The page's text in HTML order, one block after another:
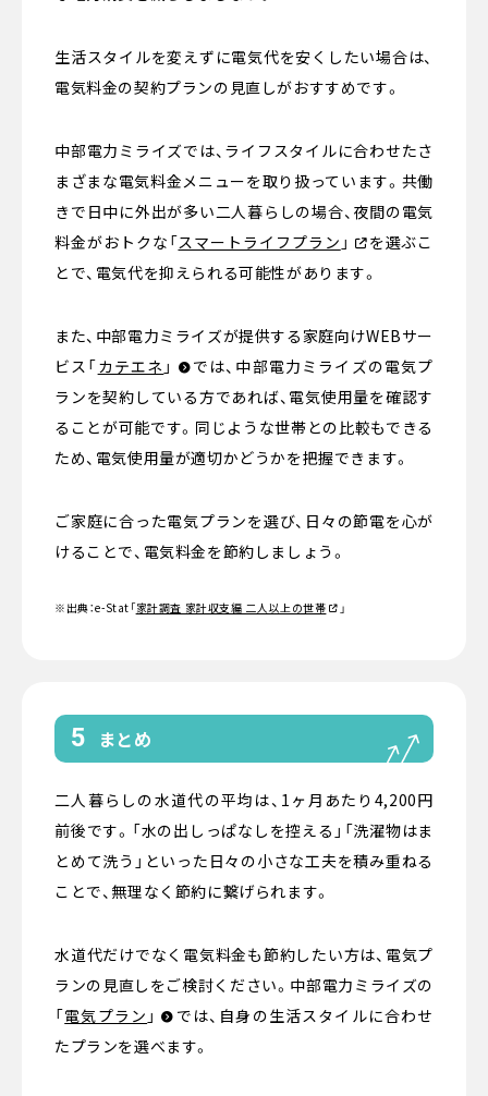
生活スタイルを変えずに電気代を安くしたい場合は、
電気料金の契約プランの見直しがおすすめです。
中部電力ミライズでは、ライフスタイルに合わせたさ
まざまな電気料金メニューを取り扱っています。共働
きで日中に外出が多い二人暮らしの場合、夜間の電気
料金がおトクな 「スマートライフプラン 」
を選ぶこ
とで、電気代を抑えられる可能性があります。
また、中部電力ミライズが提供する家庭向けWEBサー
ビス 「カテエネ 」
では、中部電力ミライズの電気プ
ランを契約している方であれば、電気使用量を確認す
ることが可能です。同じような世帯との比較もできる
ため、電気使用量が適切かどうかを把握できます。
ご家庭に合った電気プランを選び、日々の節電を心が
けることで、電気料金を節約しましょう。
※出典：e-Stat 「家計調査 家計収支編 二人以上の世帯 」
5 まとめ
二人暮らしの水道代の平均は、1ヶ月あたり4,200円
前後です。「水の出しっぱなしを控える」「洗濯物はま
とめて洗う」といった日々の小さな工夫を積み重ねる
ことで、無理なく節約に繋げられます。
水道代だけでなく電気料金も節約したい方は、電気プ
ランの見直しをご検討ください。中部電力ミライズの
「電気プラン 」
では、自身の生活スタイルに合わせ
たプランを選べます。